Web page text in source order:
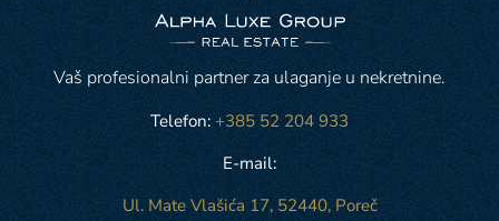
Vaš profesionalni partner za ulaganje u nekretnine.
Telefon: +385 52 204 933
E-mail:
Ul. Mate Vlašića 17, 52440, Poreč